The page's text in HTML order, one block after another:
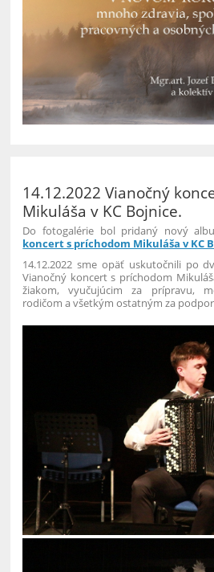
14.12.2022 Vianočný
Mikuláša v KC Bojnice.
Do fotogalérie bol pridaný nový
koncert s príchodom Mikuláša v KC
14.12.2022 sme opäť uskutočnili po
Vianočný koncert s príchodom
žiakom, vyučujúcim za prípravu,
rodičom a všetkým ostatným za